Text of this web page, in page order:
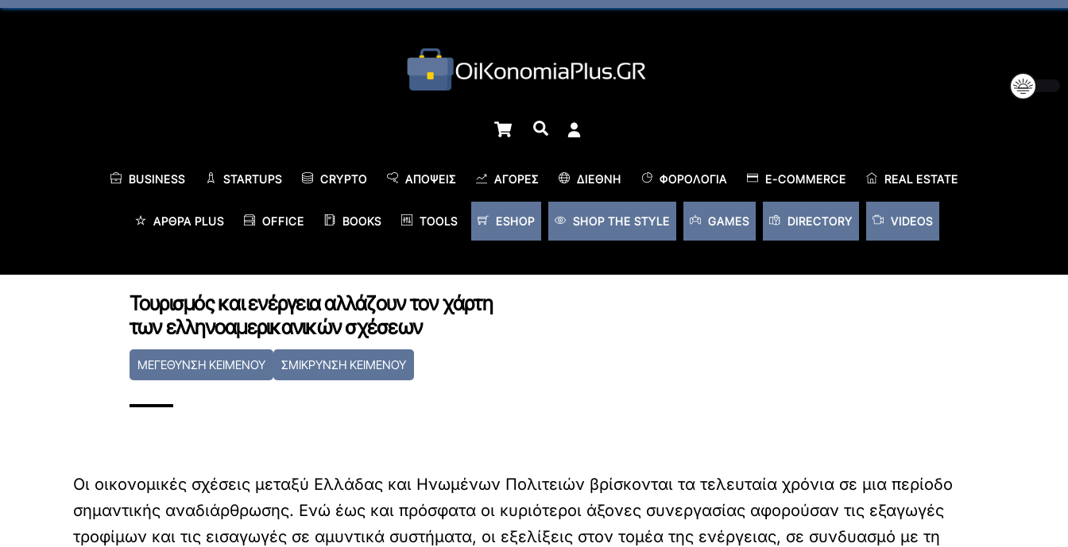
Skip
Cart Αναζήτηση
BUSINESS STARTUPS CRYPTO ΑΠΌΨΕΙΣ ΑΓΟΡΈΣ ΔΙΕΘΝΉ ΦΟΡΟΛΟΓΊΑ E-COMMERCE REAL ESTATE
ΆΡΘΡΑ PLUS OFFICE BOOKS TOOLS ESHOP SHOP THE STYLE GAMES DIRECTORY VIDEOS
Τουρισμός και ενέργεια αλλάζουν τον χάρτη
των ελληνοαμερικανικών σχέσεων
ΜΕΓΕΘΥΝΣΗ ΚΕΙΜΕΝΟΥ ΣΜΙΚΡΥΝΣΗ ΚΕΙΜΕΝΟΥ
Οι οικονομικές σχέσεις μεταξύ Ελλάδας και Ηνωμένων Πολιτειών βρίσκονται τα τελευταία χρόνια σε μια περίοδο
σημαντικής αναδιάρθρωσης. Ενώ έως και πρόσφατα οι κυριότεροι άξονες συνεργασίας αφορούσαν τις εξαγωγές
τροφίμων και τις εισαγωγές σε αμυντικά συστήματα, οι εξελίξεις στον τομέα της ενέργειας, σε συνδυασμό με τη